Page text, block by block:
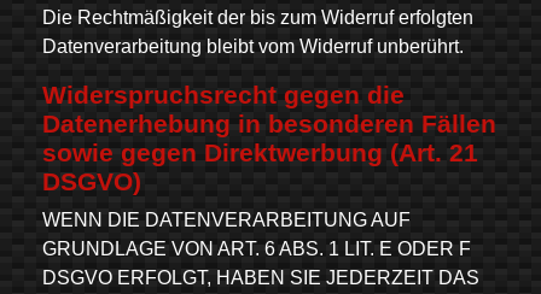
Die Rechtmäßigkeit der bis zum Widerruf erfolgten
Datenverarbeitung bleibt vom Widerruf unberührt.
Widerspruchsrecht gegen die
Datenerhebung in besonderen Fällen
sowie gegen Direktwerbung (Art. 21
DSGVO)
WENN DIE DATENVERARBEITUNG AUF
GRUNDLAGE VON ART. 6 ABS. 1 LIT. E ODER F
DSGVO ERFOLGT, HABEN SIE JEDERZEIT DAS